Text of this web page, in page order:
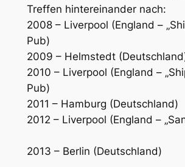
Treffen hintereinander nach:
2008 – Liverpool (England –
Pub)
2009 – Helmstedt
2010 – Liverpool (England –
Pub)
2011 – Hamburg (Deutschland)
2012 – Liverpool (England –
2013 – Berlin (Deutschland)